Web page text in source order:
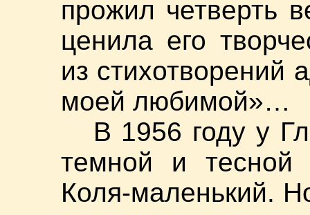
прожил четверть
ценила его
из
моей любимой»…
В 1956 году у
темной и тесной
Коля-маленький.